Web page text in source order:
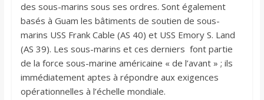
des sous-marins sous ses ordres. Sont également
basés à Guam les bâtiments de soutien de sous-
marins USS Frank Cable (AS 40) et USS Emory S. Land
(AS 39). Les sous-marins et ces derniers font partie
de la force sous-marine américaine « de l’avant » ; ils
immédiatement aptes à répondre aux exigences
opérationnelles à l’échelle mondiale.